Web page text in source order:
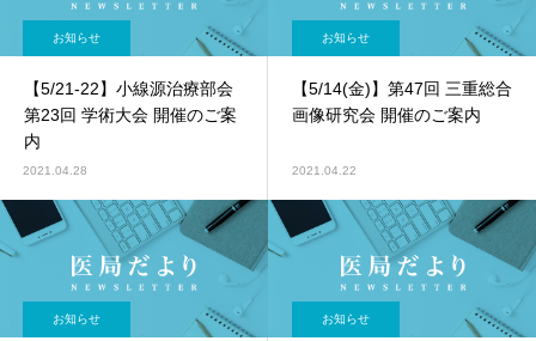
お知らせ
【5/21-22】小線源治療部会
第23回 学術大会 開催のご案
内
2021.04.28
お知らせ
【5/14(金)】第47回 三重総合
画像研究会 開催のご案内
2021.04.22
お知らせ お知らせ